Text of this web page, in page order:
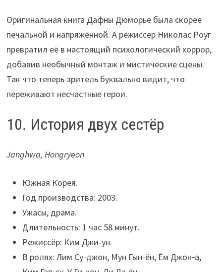
Оригинальная книга Дафны Дюморье была скорее
печальной и напряжённой. А режиссёр Николас Роуг
превратил её в настоящий психологический хоррор,
добавив необычный монтаж и мистические сцены.
Так что теперь зритель буквально видит, что
переживают несчастные герои.
10. История двух сестёр
Janghwa, Hongryeon
Южная Корея.
Год производства: 2003.
Ужасы, драма.
Длительность: 1 час 58 минут.
Режиссёр: Ким Джи-ун.
В ролях: Лим Су-джон, Мун Гын-ён, Ём Джон‑а,